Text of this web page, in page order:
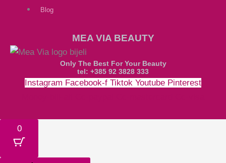
Blog
MEA VIA BEAUTY
Only The Best For Your Beauty
tel: +385 92 3828 333
Instagram Facebook-f Tiktok Youtube Pinterest
0